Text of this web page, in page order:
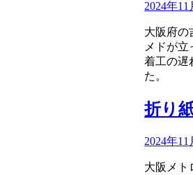
2024年11
大阪府の
メドが
着工の遅
た。
折り
2024年11
大阪メト